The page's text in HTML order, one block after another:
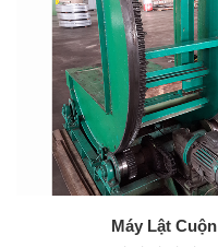
Máy Lật Cuộn